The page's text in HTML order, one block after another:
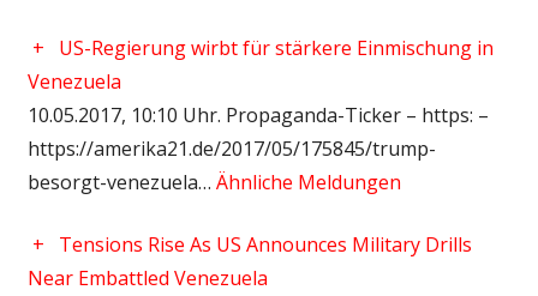
+
US-Regierung wirbt für stärkere Einmischung in
Venezuela
10.05.2017, 10:10 Uhr. Propaganda-Ticker – https: –
https://amerika21.de/2017/05/175845/trump-
besorgt-venezuela… Ähnliche Meldungen
+
Tensions Rise As US Announces Military Drills
Near Embattled Venezuela